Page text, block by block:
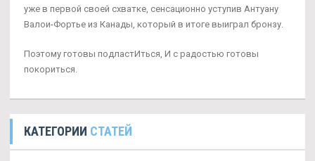
уже в первой своей схватке, сенсационно уступив Антуану
Валои-Фортье из Канады, который в итоге выиграл бронзу.
Поэтому готовы подластИться, И с радостью готовы
покориться.
КАТЕГОРИИ СТАТЕЙ